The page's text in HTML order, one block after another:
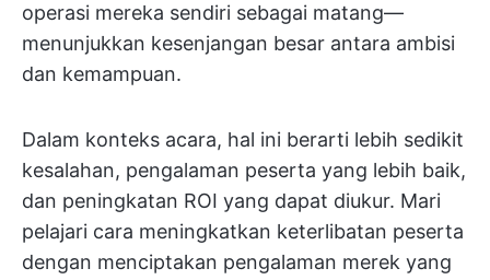
operasi mereka sendiri sebagai matang—
menunjukkan kesenjangan besar antara ambisi
dan kemampuan.
Dalam konteks acara, hal ini berarti lebih sedikit
kesalahan, pengalaman peserta yang lebih baik,
dan peningkatan ROI yang dapat diukur. Mari
pelajari cara meningkatkan keterlibatan peserta
dengan menciptakan pengalaman merek yang